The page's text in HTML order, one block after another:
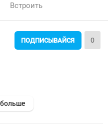
Встроить
ПОДПИСЫВАЙСЯ 0